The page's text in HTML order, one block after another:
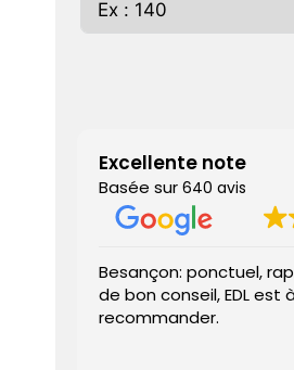
Excellente note
Basée sur 640 avis
Besançon: ponctuel,
de bon conseil, EDL est à
recommander.